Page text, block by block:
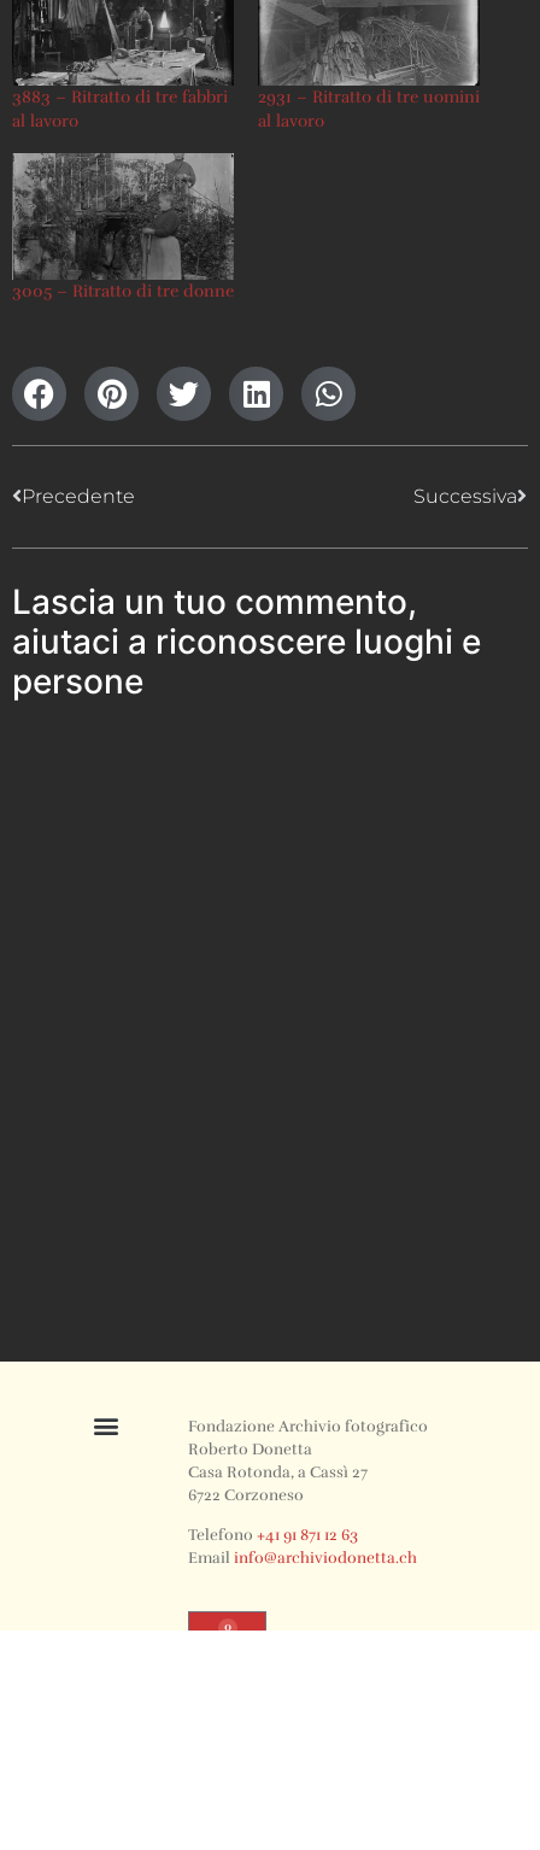
3883 – Ritratto di tre fabbri
al lavoro
2931 – Ritratto di tre uomini
al lavoro
3005 – Ritratto di tre donne
Precedente Successiva
Lascia un tuo commento,
aiutaci a riconoscere luoghi e
persone
Fondazione Archivio fotografico
Roberto Donetta
Casa Rotonda, a Cassì 27
6722 Corzoneso
Telefono+41 91 871 12 63
Emailinfo@archiviodonetta.ch
0